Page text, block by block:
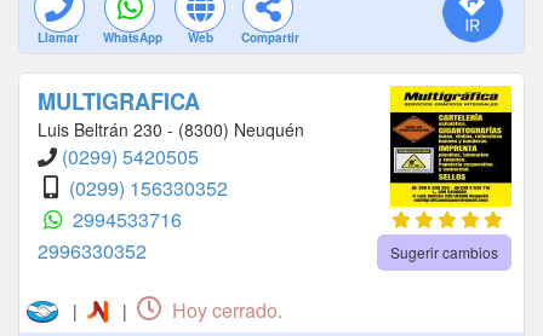
Llamar WhatsApp Web Compartir
MULTIGRAFICA
Luis Beltrán 230 - (8300) Neuquén
(0299) 5420505
(0299) 156330352
2994533716
2996330352
Sugerir cambios
| | Hoy cerrado.